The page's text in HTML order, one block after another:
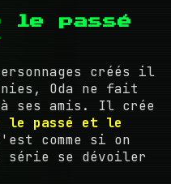
le passé
créés il
Oda ne fait
à ses amis. Il crée
le passé et le
comme si on
série se dévoiler